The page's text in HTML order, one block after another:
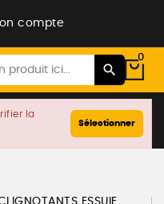
compte
0
la
Sélectionner
ESSUIE